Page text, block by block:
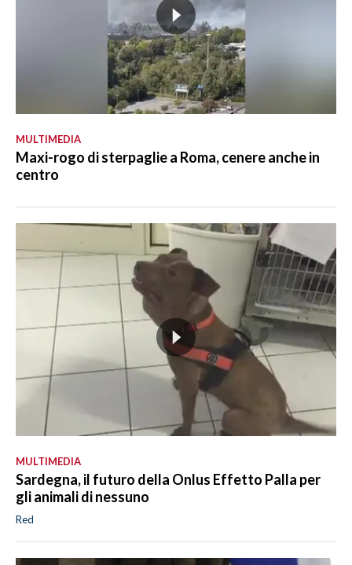
MULTIMEDIA
Maxi-rogo di sterpaglie a Roma, cenere anche in
centro
MULTIMEDIA
Sardegna, il futuro della Onlus Effetto Palla per
gli animali di nessuno
Red